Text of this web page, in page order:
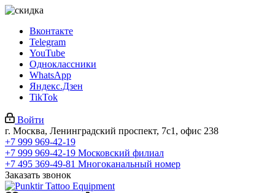
Вконтакте
Telegram
YouTube
Одноклассники
WhatsApp
Яндекс.Дзен
TikTok
Войти
г. Москва, Ленинградский проспект, 7с1, офис 238
+7 999 969-42-19
+7 999 969-42-19 Московский филиал
+7 495 369-49-81 Многоканальный номер
Заказать звонок